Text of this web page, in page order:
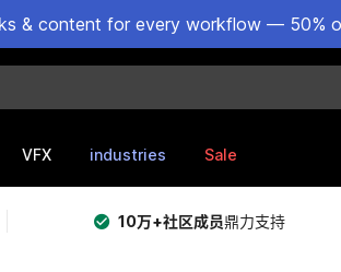
& content for every workflow — 50%
VFX industries Sale
10万+社区成员鼎力支持